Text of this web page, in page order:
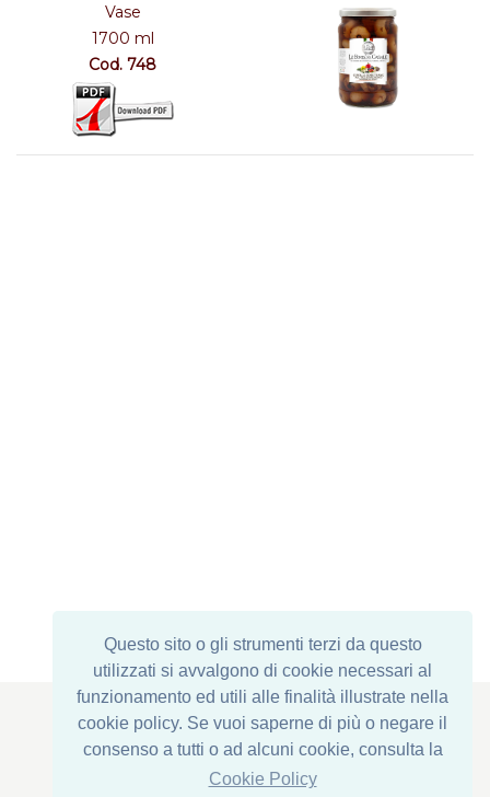
Questo sito o gli strumenti terzi da questo
utilizzati si avvalgono di cookie necessari al
funzionamento ed utili alle finalità illustrate nella
cookie policy. Se vuoi saperne di più o negare il
consenso a tutti o ad alcuni cookie, consulta la
Cookie Policy
Vase
1700 ml
Cod. 748
Siège social : Via Corona di Ferro, 1
Établissement: Via della Transumanza, 61/63